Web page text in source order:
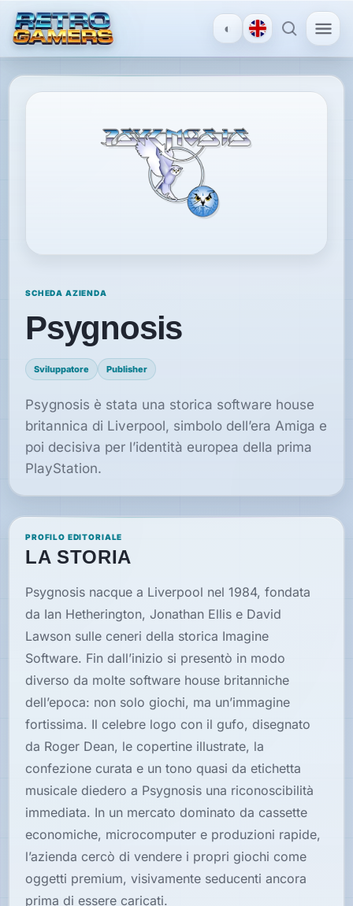
◐
MENU
Recensioni
News
Speciali
Guide
Classici
Emulatori
e
Memories
Interviste
Hardware
PIATTAFORME
Tutte
le
piattaforme
Console
SCHEDA AZIENDA
Psygnosis
Sviluppatore Publisher
Psygnosis è stata una storica software house
britannica di Liverpool, simbolo dell’era Amiga e
poi decisiva per l’identità europea della prima
PlayStation.
PROFILO EDITORIALE
LA STORIA
Psygnosis nacque a Liverpool nel 1984, fondata
da Ian Hetherington, Jonathan Ellis e David
Lawson sulle ceneri della storica Imagine
Software. Fin dall’inizio si presentò in modo
diverso da molte software house britanniche
dell’epoca: non solo giochi, ma un’immagine
fortissima. Il celebre logo con il gufo, disegnato
da Roger Dean, le copertine illustrate, la
confezione curata e un tono quasi da etichetta
musicale diedero a Psygnosis una riconoscibilità
immediata. In un mercato dominato da cassette
economiche, microcomputer e produzioni rapide,
l’azienda cercò di vendere i propri giochi come
oggetti premium, visivamente seducenti ancora
prima di essere caricati.